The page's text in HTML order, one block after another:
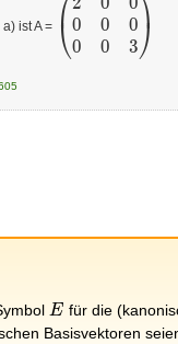
ist A = 2 & 0 & 0 \\ 0 &
0 &0 \\ 0 & 0
&3\end{pmatrix}
⎝0
0
0
0
0
3⎠
E
E für die
Basisvektoren